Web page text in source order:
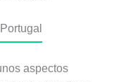
aspectos